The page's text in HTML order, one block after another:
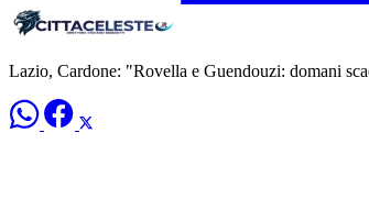
Lazio, Cardone: "Rovella e Guendouzi: domani